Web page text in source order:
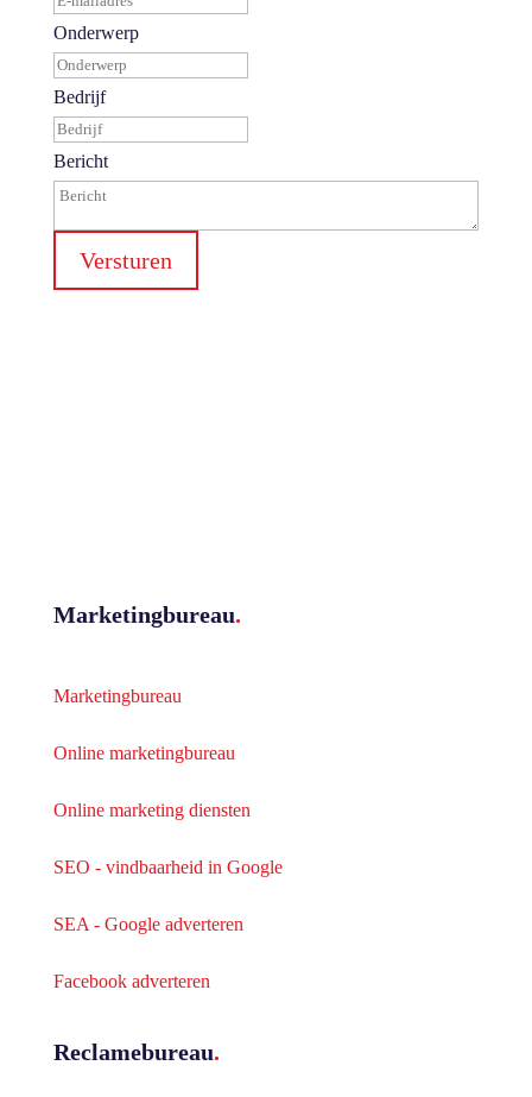
Onderwerp
Bedrijf
Bericht
Versturen
Marketingbureau.
Marketingbureau
Online marketingbureau
Online marketing diensten
SEO - vindbaarheid in Google
SEA - Google adverteren
Facebook adverteren
Reclamebureau.